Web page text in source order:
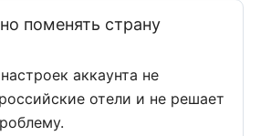
поменять страну
аккаунта не
отели и не решает